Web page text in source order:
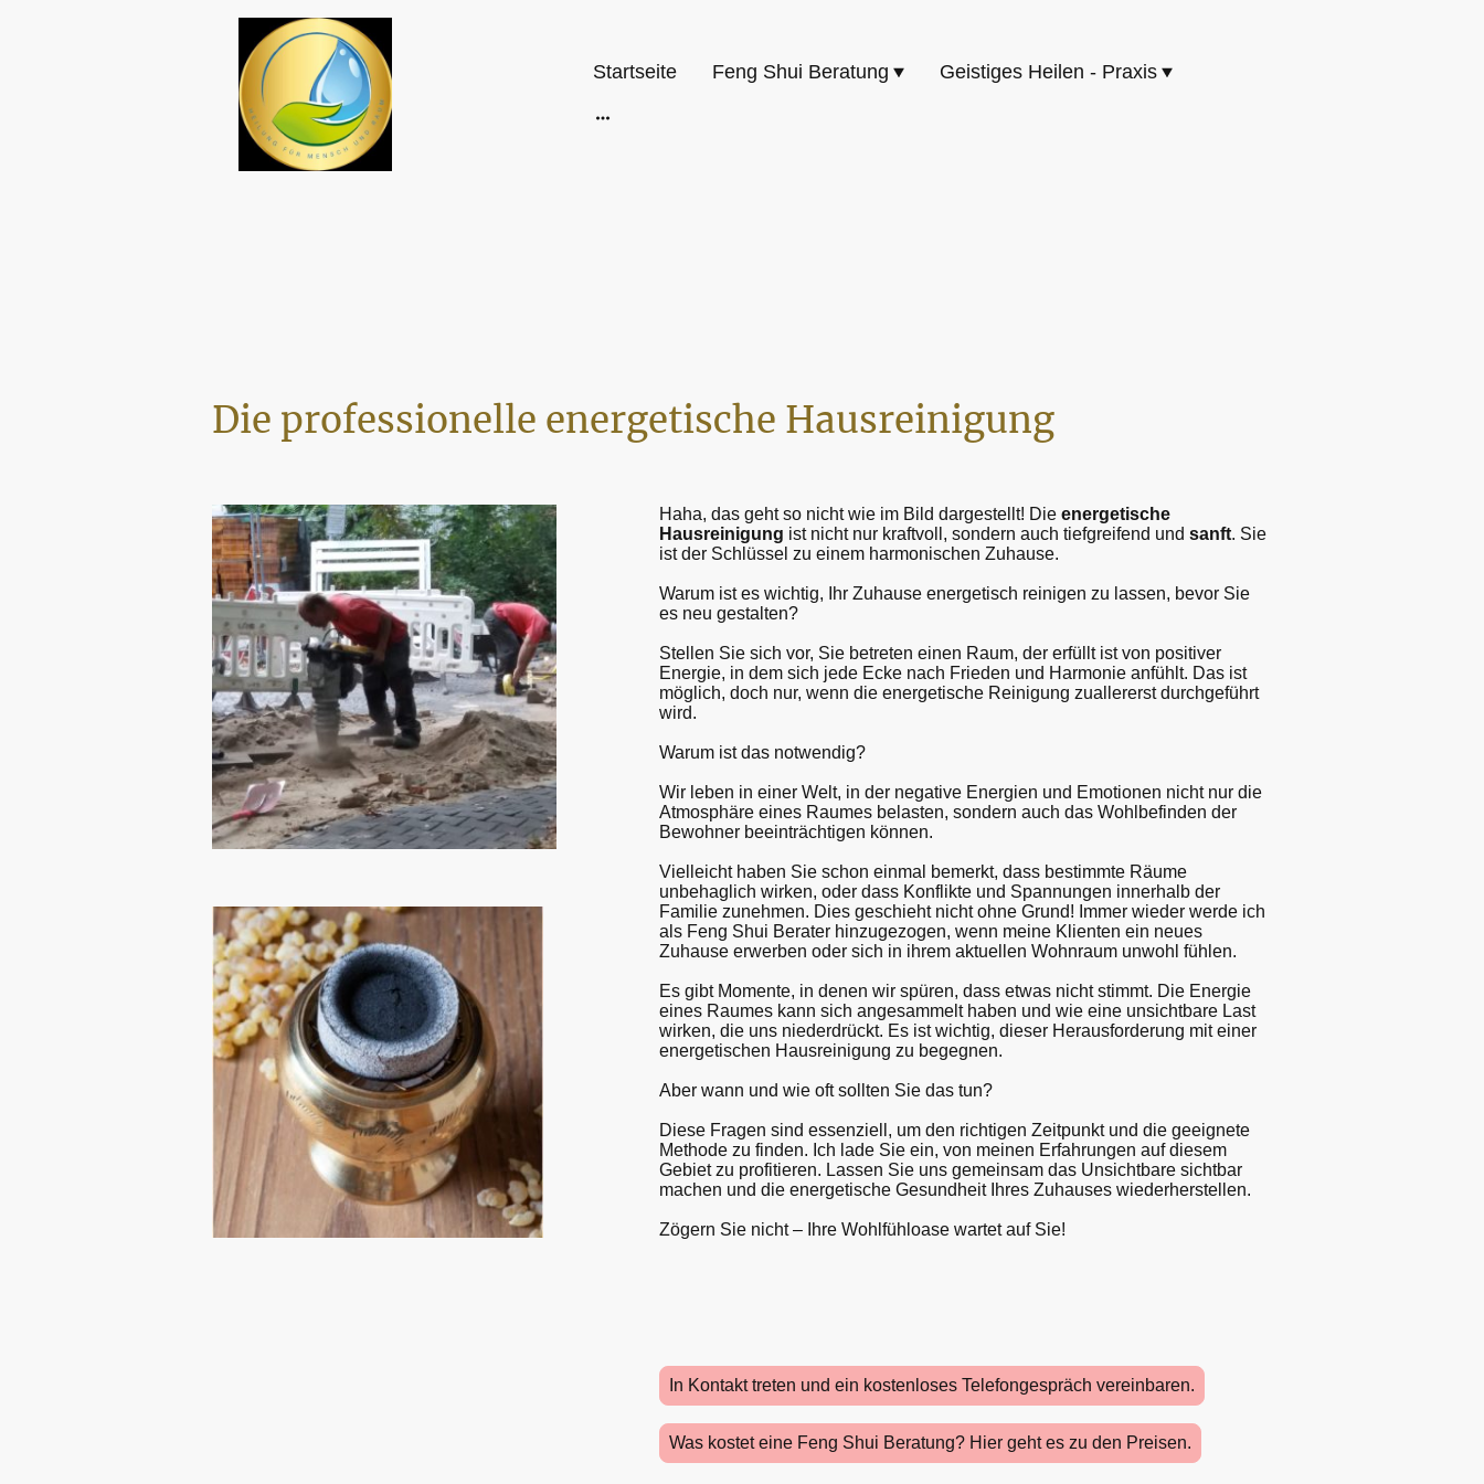
Startseite Feng Shui Beratung Geistiges Heilen - Praxis
Die professionelle energetische Hausreinigung
Haha, das geht so nicht wie im Bild dargestellt! Die energetische
Hausreinigung ist nicht nur kraftvoll, sondern auch tiefgreifend und sanft. Sie
ist der Schlüssel zu einem harmonischen Zuhause.
Warum ist es wichtig, Ihr Zuhause energetisch reinigen zu lassen, bevor Sie
es neu gestalten?
Stellen Sie sich vor, Sie betreten einen Raum, der erfüllt ist von positiver
Energie, in dem sich jede Ecke nach Frieden und Harmonie anfühlt. Das ist
möglich, doch nur, wenn die energetische Reinigung zuallererst durchgeführt
wird.
Warum ist das notwendig?
Wir leben in einer Welt, in der negative Energien und Emotionen nicht nur die
Atmosphäre eines Raumes belasten, sondern auch das Wohlbefinden der
Bewohner beeinträchtigen können.
Vielleicht haben Sie schon einmal bemerkt, dass bestimmte Räume
unbehaglich wirken, oder dass Konflikte und Spannungen innerhalb der
Familie zunehmen. Dies geschieht nicht ohne Grund! Immer wieder werde ich
als Feng Shui Berater hinzugezogen, wenn meine Klienten ein neues
Zuhause erwerben oder sich in ihrem aktuellen Wohnraum unwohl fühlen.
Es gibt Momente, in denen wir spüren, dass etwas nicht stimmt. Die Energie
eines Raumes kann sich angesammelt haben und wie eine unsichtbare Last
wirken, die uns niederdrückt. Es ist wichtig, dieser Herausforderung mit einer
energetischen Hausreinigung zu begegnen.
Aber wann und wie oft sollten Sie das tun?
Diese Fragen sind essenziell, um den richtigen Zeitpunkt und die geeignete
Methode zu finden. Ich lade Sie ein, von meinen Erfahrungen auf diesem
Gebiet zu profitieren. Lassen Sie uns gemeinsam das Unsichtbare sichtbar
machen und die energetische Gesundheit Ihres Zuhauses wiederherstellen.
Zögern Sie nicht – Ihre Wohlfühloase wartet auf Sie!
In Kontakt treten und ein kostenloses Telefongespräch vereinbaren.
Was kostet eine Feng Shui Beratung? Hier geht es zu den Preisen.